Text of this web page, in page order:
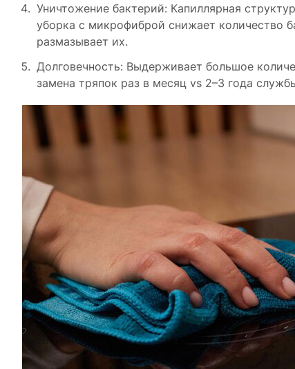
Уничтожение бактерий: Капиллярная
уборка с микрофиброй снижает количество
размазывает их.
Долговечность: Выдерживает большое
замена тряпок раз в месяц vs 2–3 года